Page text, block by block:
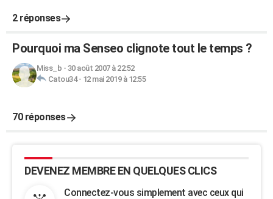
2 réponses
Pourquoi ma Senseo clignote tout le temps ?
Miss_b - 30 août 2007 à 22:52
Catou34- 12 mai 2019 à 12:55
70 réponses
DEVENEZ MEMBRE EN QUELQUES CLICS
Connectez-vous simplement avec ceux qui